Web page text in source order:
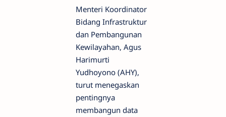
Menteri Koordinator
Bidang Infrastruktur
dan Pembangunan
Kewilayahan, Agus
Harimurti
Yudhoyono (AHY),
turut menegaskan
pentingnya
membangun data